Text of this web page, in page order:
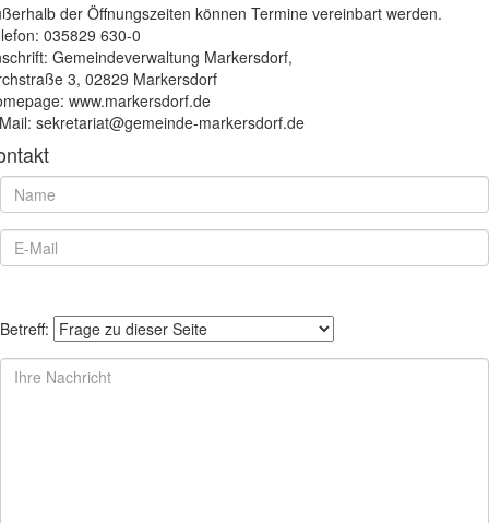
der Öffnungszeiten können Termine vereinbart werden.
035829 630-0
Gemeindeverwaltung Markersdorf,
3, 02829 Markersdorf
www.markersdorf.de
sekretariat@gemeinde-markersdorf.de
Betreff: